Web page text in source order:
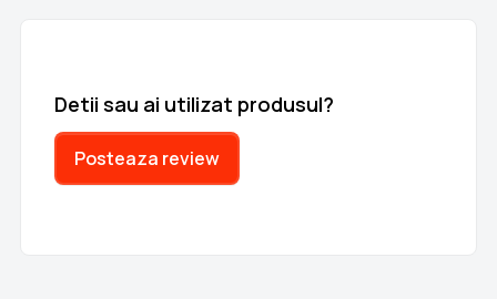
Detii sau ai utilizat produsul?
Posteaza review